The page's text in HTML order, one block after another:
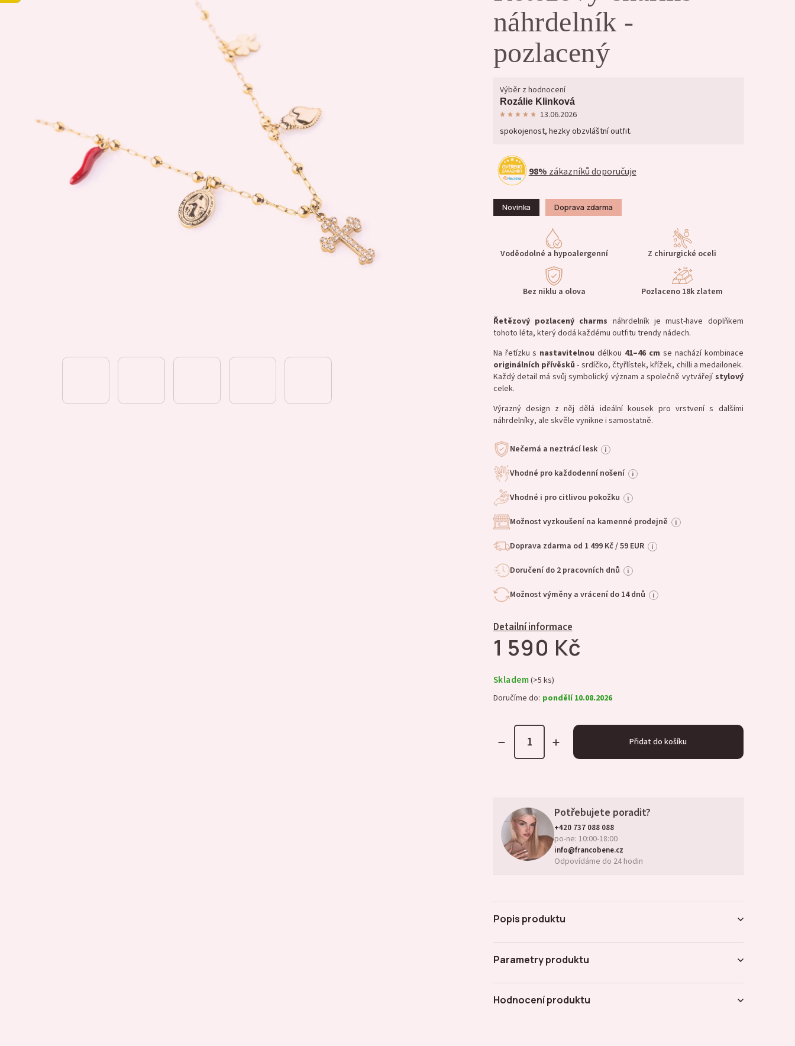
náhrdelník -
pozlacený
Výběr z hodnocení
Rozálie Klinková
13.06.2026
spokojenost, hezky obzvláštní outfit.
98% zákazníků doporučuje
1 590 Kč
Novinka Doprava zdarma
Voděodolné a hypoalergenní Z chirurgické oceli
Bez niklu a olova Pozlaceno 18k zlatem
Řetězový pozlacený charms náhrdelník je must-have doplňkem
tohoto léta, který dodá každému outfitu trendy nádech.
Na řetízku s nastavitelnou délkou 41–46 cm se nachází kombinace
originálních přívěsků - srdíčko, čtyřlístek, křížek, chilli a medailonek.
Každý detail má svůj symbolický význam a společně vytvářejí stylový
celek.
Výrazný design z něj dělá ideální kousek pro vrstvení s dalšími
náhrdelníky, ale skvěle vynikne i samostatně.
Nečerná a neztrácí lesk i
Vhodné pro každodenní nošení i
Vhodné i pro citlivou pokožku i
Možnost vyzkoušení na kamenné prodejně i
Doprava zdarma od 1 499 Kč / 59 EUR i
Doručení do 2 pracovních dnů i
Možnost výměny a vrácení do 14 dnů i
Detailní informace
Skladem(>5 ks)
Doručíme do: pondělí 10.08.2026
Přidat do košíku
Potřebujete poradit?
+420 737 088 088
po-ne: 10:00-18:00
info@francobene.cz
Odpovídáme do 24 hodin
Popis produktu
Parametry produktu
Hodnocení produktu